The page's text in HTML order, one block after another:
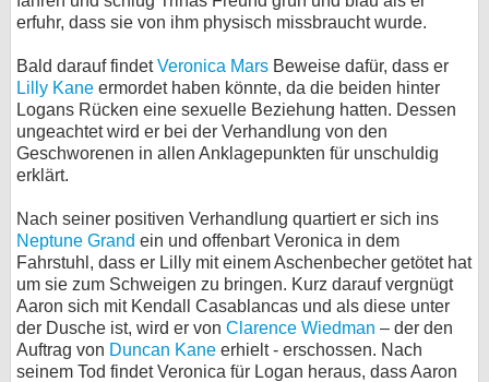
erfuhr, dass sie von ihm physisch missbraucht wurde.
Bald darauf findetVeronica Mars Beweise dafür, dass er
Lilly Kane ermordet haben könnte, da die beiden hinter
Logans Rücken eine sexuelle Beziehung hatten. Dessen
ungeachtet wird er bei der Verhandlung von den
Geschworenen in allen Anklagepunkten für unschuldig
erklärt.
Nach seiner positiven Verhandlung quartiert er sich ins
Neptune Grand ein und offenbart Veronica in dem
Fahrstuhl, dass er Lilly mit einem Aschenbecher getötet hat
um sie zum Schweigen zu bringen. Kurz darauf vergnügt
Aaron sich mit Kendall Casablancas und als diese unter
der Dusche ist, wird er von Clarence Wiedman – der den
Auftrag von Duncan Kane erhielt - erschossen. Nach
seinem Tod findet Veronica für Logan heraus, dass Aaron
Datenschutz
Cookie-Einstellungen
Impressum